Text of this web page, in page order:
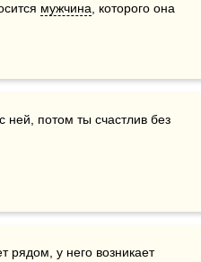
мужчина
ней, потом ты счастлив без
везде; если ее нет рядом, у него возникает